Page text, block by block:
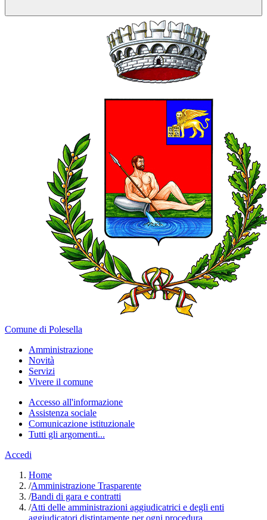
Comune di Polesella
Amministrazione
Novità
Servizi
Vivere il comune
Accesso all'informazione
Assistenza sociale
Comunicazione istituzionale
Tutti gli argomenti...
Accedi
Home
/Amministrazione Trasparente
/Bandi di gara e contratti
/Atti delle amministrazioni aggiudicatrici e degli enti
aggiudicatori distintamente per ogni procedura